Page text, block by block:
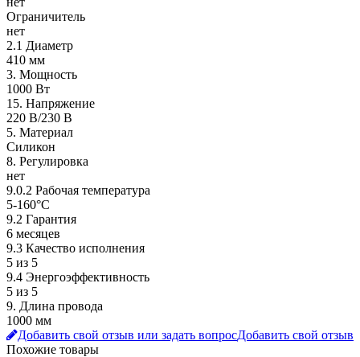
Ограничитель
нет
2.1 Диаметр
410 мм
3. Мощность
1000 Вт
15. Напряжение
220 В/230 В
5. Материал
Силикон
8. Регулировка
нет
9.0.2 Рабочая температура
5-160°C
9.2 Гарантия
6 месяцев
9.3 Качество исполнения
5 из 5
9.4 Энергоэффективность
5 из 5
9. Длина провода
1000 мм
Добавить свой отзыв или задать вопросДобавить свой отзыв
Похожие товары